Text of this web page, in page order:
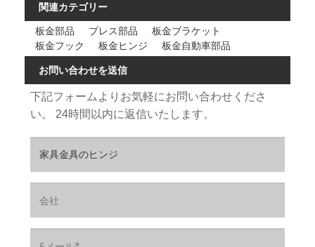
関連カテゴリー
板金部品 プレス部品
板金ブラケット
板金フック
板金ヒンジ 板金自動車部品
お問い合わせを送信
下記フォームよりお気軽にお問い合わせくださ
い。 24時間以内に返信いたします。